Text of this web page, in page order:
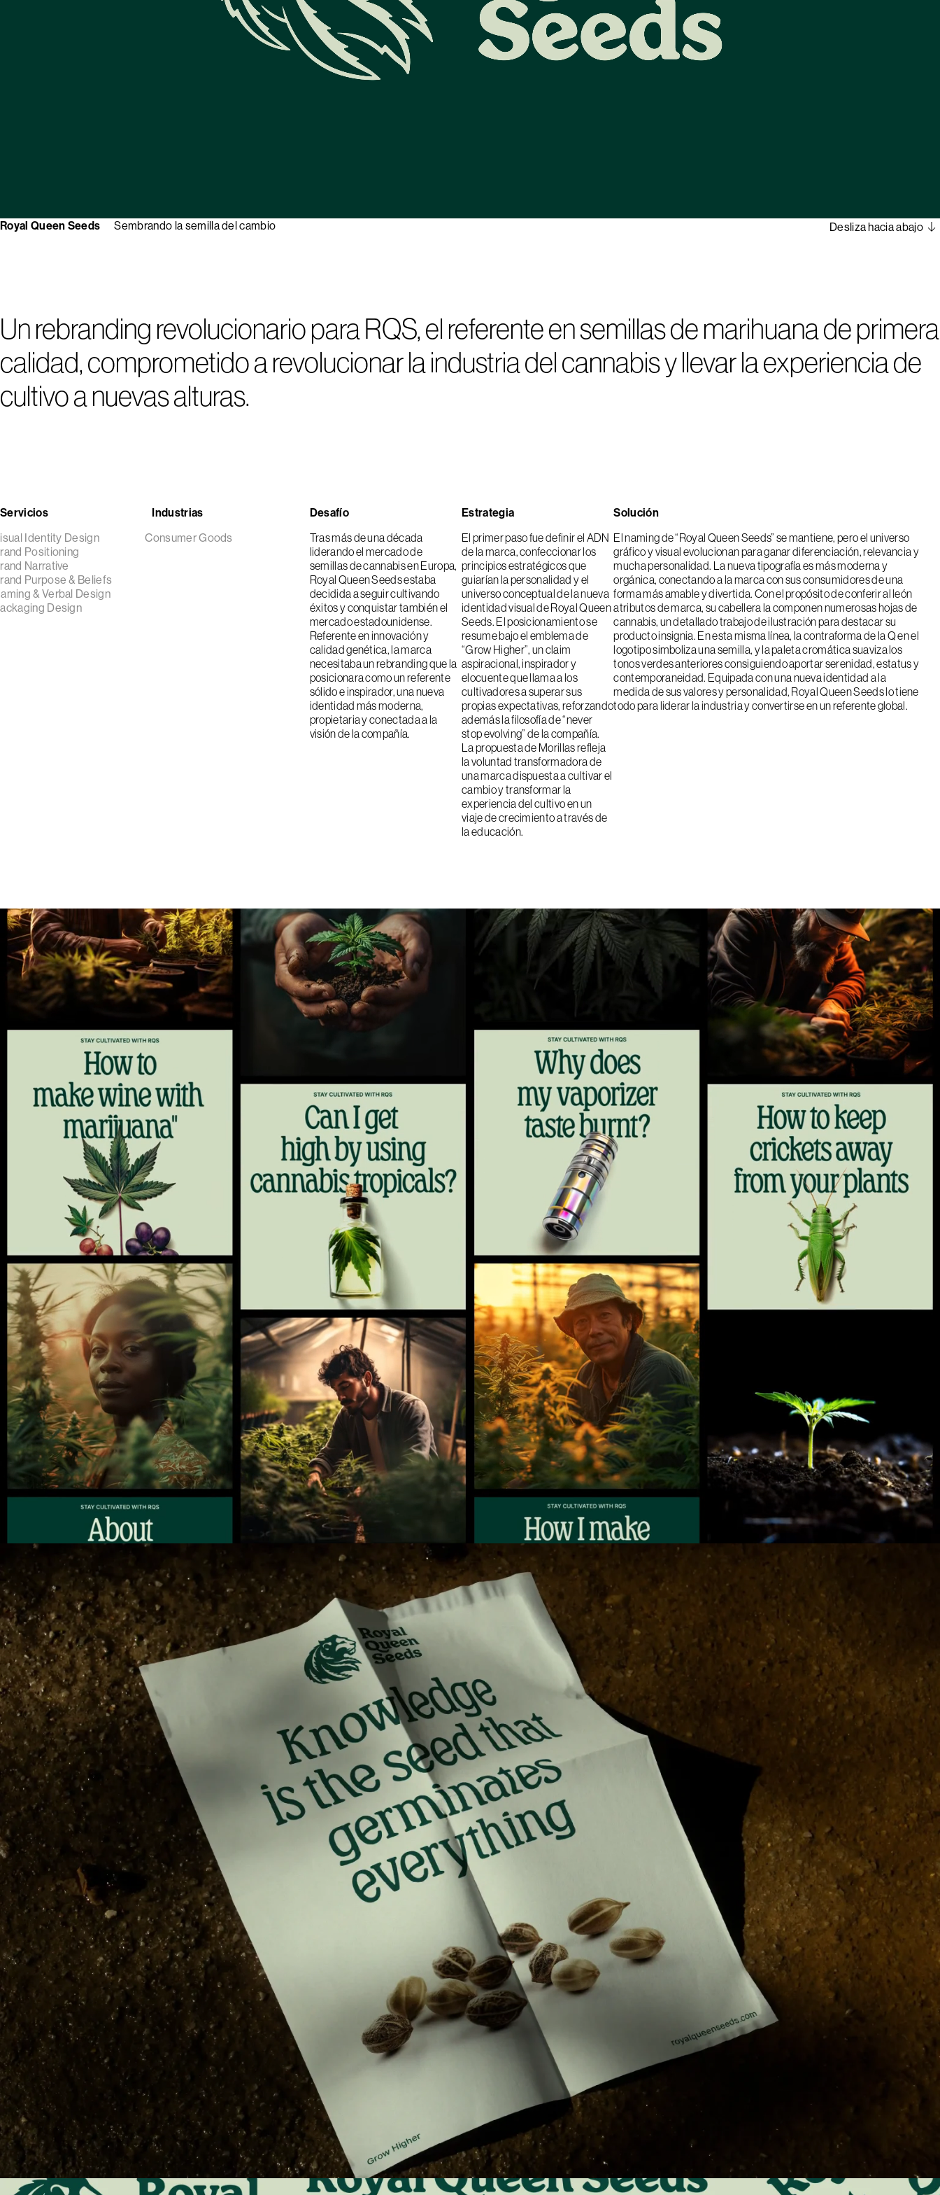
1 2 3 5 6 7 8 9 10 12
Royal Queen Seeds Sembrando la semilla del cambio Desliza hacia abajo
Un rebranding revolucionario para RQS, el referente en semillas de marihuana de primera
calidad, comprometido a revolucionar la industria del cannabis y llevar la experiencia de
cultivo a nuevas alturas.
Servicios
Identity Design
Positioning
Narrative
Purpose & Beliefs
& Verbal Design
Design
Industrias
Consumer Goods
Desafío
Tras más de una década
liderando el mercado de
semillas de cannabis en Europa,
Royal Queen Seeds estaba
decidida a seguir cultivando
éxitos y conquistar también el
mercado estadounidense.
Referente en innovación y
calidad genética, la marca
necesitaba un rebranding que la
posicionara como un referente
sólido e inspirador, una nueva
identidad más moderna,
propietaria y conectada a la
visión de la compañía.
Estrategia
El primer paso fue definir el ADN
de la marca, confeccionar los
principios estratégicos que
guiarían la personalidad y el
universo conceptual de la nueva
identidad visual de Royal Queen
Seeds. El posicionamiento se
resume bajo el emblema de
“Grow Higher”, un claim
aspiracional, inspirador y
elocuente que llama a los
cultivadores a superar sus
propias expectativas, reforzando
además la filosofía de “never
stop evolving” de la compañía.
La propuesta de Morillas refleja
la voluntad transformadora de
una marca dispuesta a cultivar el
cambio y transformar la
experiencia del cultivo en un
viaje de crecimiento a través de
la educación.
Solución
El naming de “Royal Queen Seeds” se mantiene, pero el universo
gráfico y visual evolucionan para ganar diferenciación, relevancia y
mucha personalidad. La nueva tipografía es más moderna y
orgánica, conectando a la marca con sus consumidores de una
forma más amable y divertida. Con el propósito de conferir al león
atributos de marca, su cabellera la componen numerosas hojas de
cannabis, un detallado trabajo de ilustración para destacar su
producto insignia. En esta misma línea, la contraforma de la Q en el
logotipo simboliza una semilla, y la paleta cromática suaviza los
tonos verdes anteriores consiguiendo aportar serenidad, estatus y
contemporaneidad. Equipada con una nueva identidad a la
medida de sus valores y personalidad, Royal Queen Seeds lo tiene
todo para liderar la industria y convertirse en un referente global.